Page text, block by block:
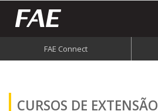
FAE Connect
CURSOS DE EXTENSÃO